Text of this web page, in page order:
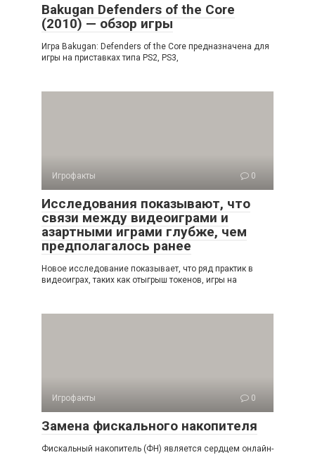
Bakugan Defenders of the Core
(2010) — обзор игры
Игра Bakugan: Defenders of the Core предназначена для
игры на приставках типа PS2, PS3,
Игрофакты 0
Исследования показывают, что
связи между видеоиграми и
азартными играми глубже, чем
предполагалось ранее
Новое исследование показывает, что ряд практик в
видеоиграх, таких как отыгрыш токенов, игры на
Игрофакты 0
Замена фискального накопителя
Фискальный накопитель (ФН) является сердцем онлайн-